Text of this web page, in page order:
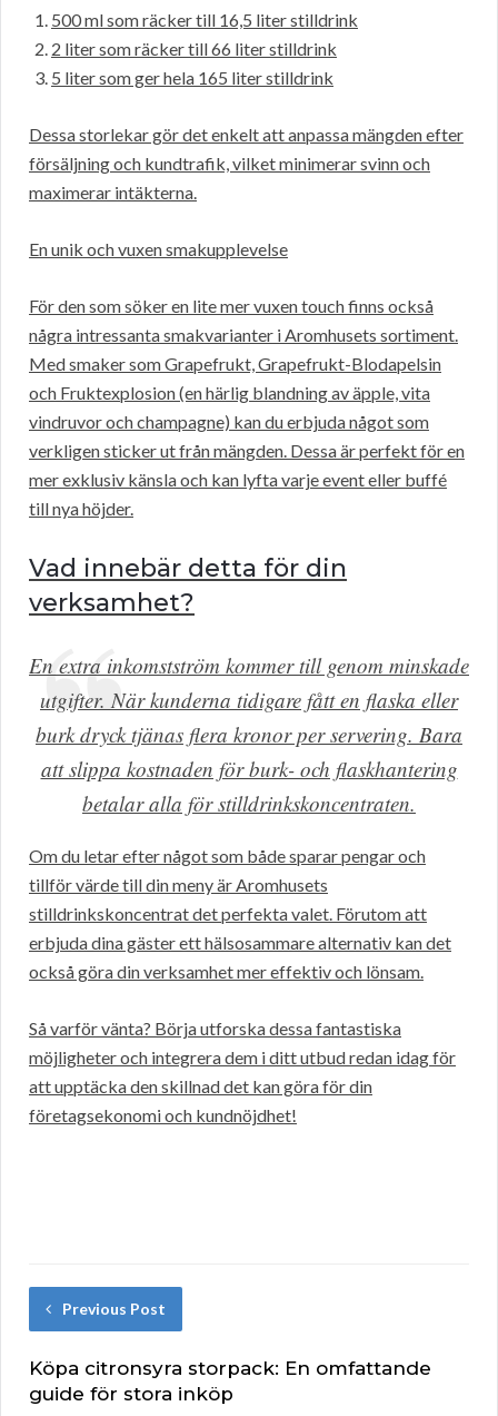
500 ml som räcker till 16,5 liter stilldrink
2 liter som räcker till 66 liter stilldrink
5 liter som ger hela 165 liter stilldrink
Dessa storlekar gör det enkelt att anpassa mängden efter
försäljning och kundtrafik, vilket minimerar svinn och
maximerar intäkterna.
En unik och vuxen smakupplevelse
För den som söker en lite mer vuxen touch finns också
några intressanta smakvarianter i Aromhusets sortiment.
Med smaker som Grapefrukt, Grapefrukt-Blodapelsin
och Fruktexplosion (en härlig blandning av äpple, vita
vindruvor och champagne) kan du erbjuda något som
verkligen sticker ut från mängden. Dessa är perfekt för en
mer exklusiv känsla och kan lyfta varje event eller buffé
till nya höjder.
Vad innebär detta för din
verksamhet?
En extra inkomstström kommer till genom minskade
utgifter. När kunderna tidigare fått en flaska eller
burk dryck tjänas flera kronor per servering. Bara
att slippa kostnaden för burk- och flaskhantering
betalar alla för stilldrinkskoncentraten.
Om du letar efter något som både sparar pengar och
tillför värde till din meny är Aromhusets
stilldrinkskoncentrat det perfekta valet. Förutom att
erbjuda dina gäster ett hälsosammare alternativ kan det
också göra din verksamhet mer effektiv och lönsam.
Så varför vänta? Börja utforska dessa fantastiska
möjligheter och integrera dem i ditt utbud redan idag för
att upptäcka den skillnad det kan göra för din
företagsekonomi och kundnöjdhet!
Previous Post
Köpa citronsyra storpack: En omfattande
guide för stora inköp